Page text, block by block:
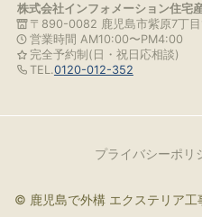
株式会社インフォメーション住宅
〒890-0082 鹿児島市紫原7丁
営業時間 AM10:00〜PM4:00
完全予約制(日・祝日応相談)
TEL.0120-012-352
プライバシーポリ
© 鹿児島で外構 エクステリア工